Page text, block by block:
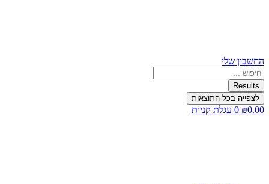
החשבון שלי
Search
...
Results
לצפייה בכל התוצאות
₪0.00
0 עגלת קניות